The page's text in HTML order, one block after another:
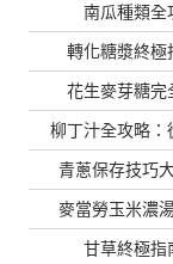
南瓜種類全
轉化糖漿終極
花生麥芽糖完
柳丁汁全攻略：
青蔥保存技巧
麥當勞玉米濃
甘草終極指